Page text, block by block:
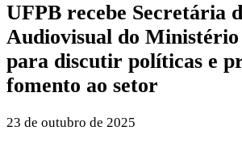
UFPB recebe Secretária
Audiovisual do
para discutir políticas e
fomento ao setor
23 de outubro de 2025